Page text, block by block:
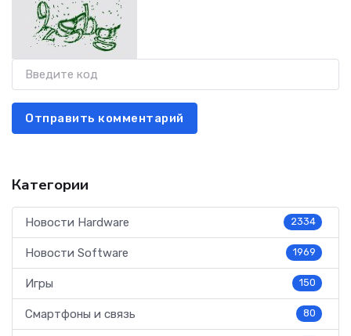
Отправить комментарий
Категории
Новости Hardware 2334
Новости Software 1969
Игры 150
Смартфоны и связь 80